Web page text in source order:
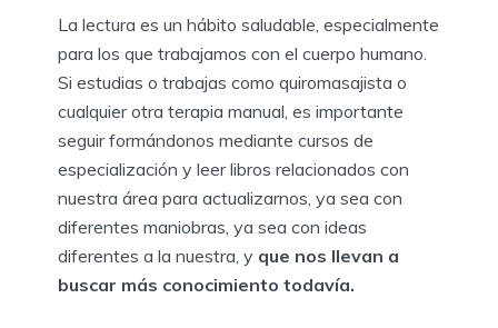
La lectura es un hábito saludable, especialmente
para los que trabajamos con el cuerpo humano.
Si estudias o trabajas como quiromasajista o
cualquier otra terapia manual, es importante
seguir formándonos mediante cursos de
especialización y leer libros relacionados con
nuestra área para actualizarnos, ya sea con
diferentes maniobras, ya sea con ideas
diferentes a la nuestra, y que nos llevan a
buscar más conocimiento todavía.